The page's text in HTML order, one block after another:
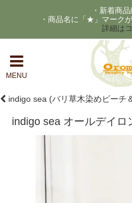
・新着商
・商品名に「★」マーク
詳細は
MENU
indigo sea (バリ草木染めビーチ
indigo sea オールデイロ